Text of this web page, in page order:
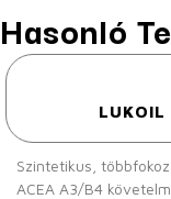
Hasonló
LUKOIL
Szintetikus,
ACEA A3/B4 követelményeket. A termékek